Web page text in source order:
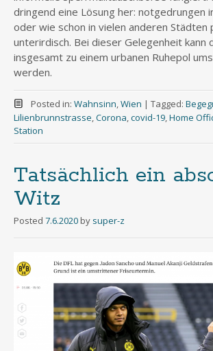
dringend eine Lösung her: notgedrungen
oder wie schon in vielen anderen Städten
unterirdisch. Bei dieser Gelegenheit kann
insgesamt zu einem urbanen Ruhepol
werden.
Posted in: Wahnsinn,Wien | Tagged:
Lilienbrunnstrasse,Corona,covid-19,Home
Station
Tatsächlich ein
Witz
Posted 7.6.2020 by super-z